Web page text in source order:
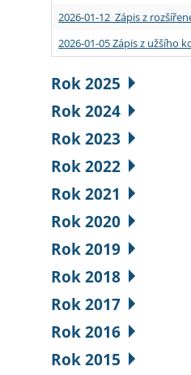
2026-01-12 Zápis z
2026-01-05 Zápis z užšího
Rok 2025
Rok 2024
Rok 2023
Rok 2022
Rok 2021
Rok 2020
Rok 2019
Rok 2018
Rok 2017
Rok 2016
Rok 2015